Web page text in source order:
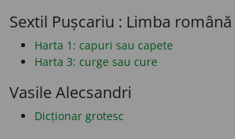
Sextil Pușcariu : Limba română
Harta 1: capuri sau capete
Harta 3: curge sau cure
Vasile Alecsandri
Dicționar grotesc